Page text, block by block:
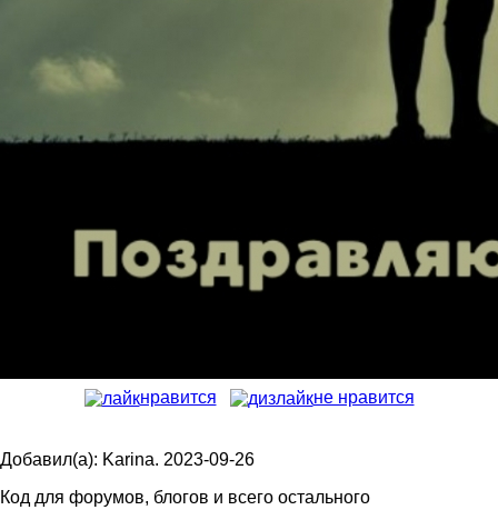
нравится не нравится
Добавил(а): Karina. 2023-09-26
Код для форумов, блогов и всего остального